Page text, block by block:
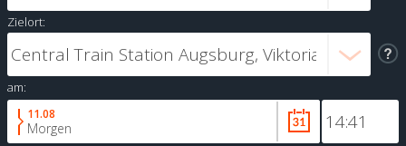
Zielort:
am:
11.08
Morgen